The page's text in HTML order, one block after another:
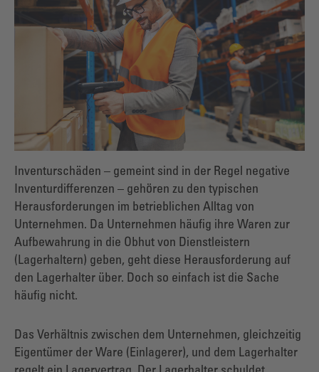
Inventurschäden – gemeint sind in der Regel negative
Inventurdifferenzen – gehören zu den typischen
Herausforderungen im betrieblichen Alltag von
Unternehmen. Da Unternehmen häufig ihre Waren zur
Aufbewahrung in die Obhut von Dienstleistern
(Lagerhaltern) geben, geht diese Herausforderung auf
den Lagerhalter über. Doch so einfach ist die Sache
häufig nicht.
Das Verhältnis zwischen dem Unternehmen, gleichzeitig
Eigentümer der Ware (Einlagerer), und dem Lagerhalter